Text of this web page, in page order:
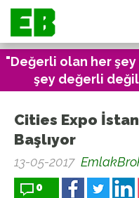
"Değerli olan her
şey değerli
Cities Expo
Başlıyor
13-05-2017
0